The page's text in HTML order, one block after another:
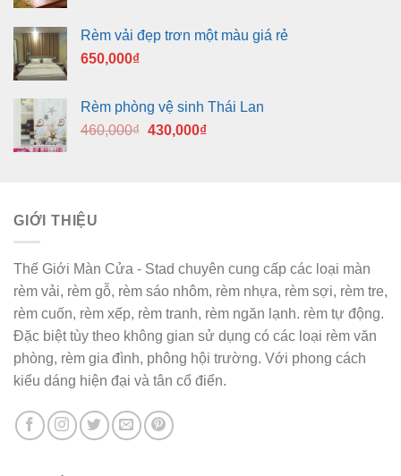
Rèm vải đẹp trơn một màu giá rẻ
650,000₫
Rèm phòng vệ sinh Thái Lan
460,000₫ Giá
430,000₫Giá
GIỚI THIỆU
Thế Giới Màn Cửa - Stad chuyên cung cấp các loại màn
rèm vải, rèm gỗ, rèm sáo nhôm, rèm nhựa, rèm sợi, rèm tre,
rèm cuốn, rèm xếp, rèm tranh, rèm ngăn lạnh. rèm tự động.
Đặc biệt tùy theo không gian sử dụng có các loại rèm văn
phòng, rèm gia đình, phông hội trường. Với phong cách
kiểu dáng hiện đại và tân cổ điển.